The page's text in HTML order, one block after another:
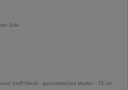
Julia
Stoff Dirndl - geometrisches Muster - 75 cm